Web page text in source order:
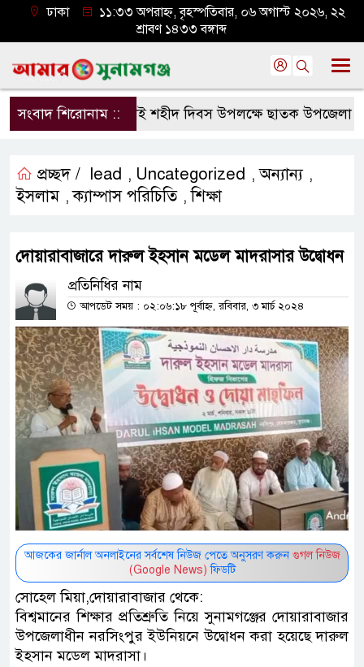
ঢাকা
১১:৩৩ অপরাহ্ন, বৃহস্পতিবার, ০৬ অগাস্ট ২০২৬, ২২
শ্রাবণ ১৪৩৩ বঙ্গাব্দ
সংবাদ শিরোনাম ::জুলাই শহীদ দিবস উপলক্ষে ছাতক উপজেলা
প্রচ্ছদ / lead , Uncategorized ,অন্যান্য ,
ইসলাম ,ক্যাম্পাস পরিচিতি ,শিক্ষা
দোয়ারাবাজারে দারুল ইহসান মডেল মাদরাসার উদ্বোধন
প্রতিনিধির নাম
আপডেট সময় : ০২:০৬:১৮ পূর্বাহ্ন, রবিবার, ৩ মার্চ ২০২৪
আজকের জার্নাল অনলাইনের সর্বশেষ নিউজ পেতে অনুসরণ করুন গুগল নিউজ
(Google News) ফিডটি
সোহেল মিয়া,দোয়ারাবাজার থেকে:
বিশ্বমানের শিক্ষার প্রতিশ্রুতি নিয়ে সুনামগঞ্জের দোয়ারাবাজার
উপজেলাধীন নরসিংপুর ইউনিয়নে উদ্বোধন করা হয়েছে দারুল
ইহসান মডেল মাদরাসা।